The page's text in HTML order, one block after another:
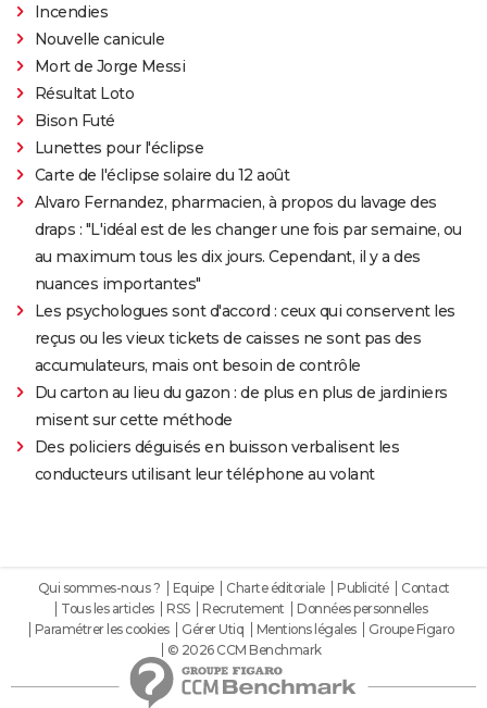
Incendies
Nouvelle canicule
Mort de Jorge Messi
Résultat Loto
Bison Futé
Lunettes pour l'éclipse
Carte de l'éclipse solaire du 12 août
Alvaro Fernandez, pharmacien, à propos du lavage des
draps : "L'idéal est de les changer une fois par semaine, ou
au maximum tous les dix jours. Cependant, il y a des
nuances importantes"
Les psychologues sont d'accord : ceux qui conservent les
reçus ou les vieux tickets de caisses ne sont pas des
accumulateurs, mais ont besoin de contrôle
Du carton au lieu du gazon : de plus en plus de jardiniers
misent sur cette méthode
Des policiers déguisés en buisson verbalisent les
conducteurs utilisant leur téléphone au volant
Qui sommes-nous ? Equipe Charte éditoriale Publicité
Contact
Tous les articles
RSS Recrutement
Données personnelles
Paramétrer les cookies
Gérer Utiq Mentions légales
Groupe Figaro
© 2026 CCM Benchmark